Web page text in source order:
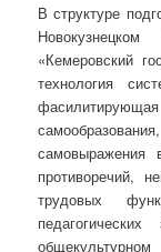
В структуре
«Кемеровский
технология
самовыражения
противоречий,
трудовых